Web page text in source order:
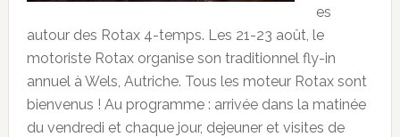
es
autour des Rotax 4-temps. Les 21-23 août, le
motoriste Rotax organise son traditionnel fly-in
annuel à Wels, Autriche. Tous les moteur Rotax sont
bienvenus ! Au programme : arrivée dans la matinée
du vendredi et chaque jour, dejeuner et visites de